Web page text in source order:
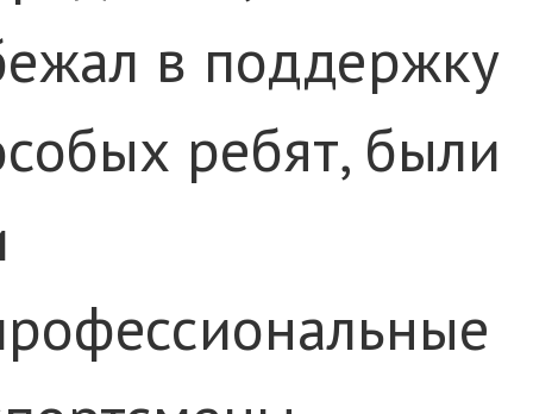
в поддержку
ребят, были